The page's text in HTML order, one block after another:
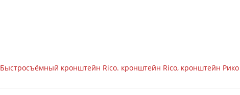
Быстросъёмный кронштейн Rico. кронштейн Rico, кронштейн Рико